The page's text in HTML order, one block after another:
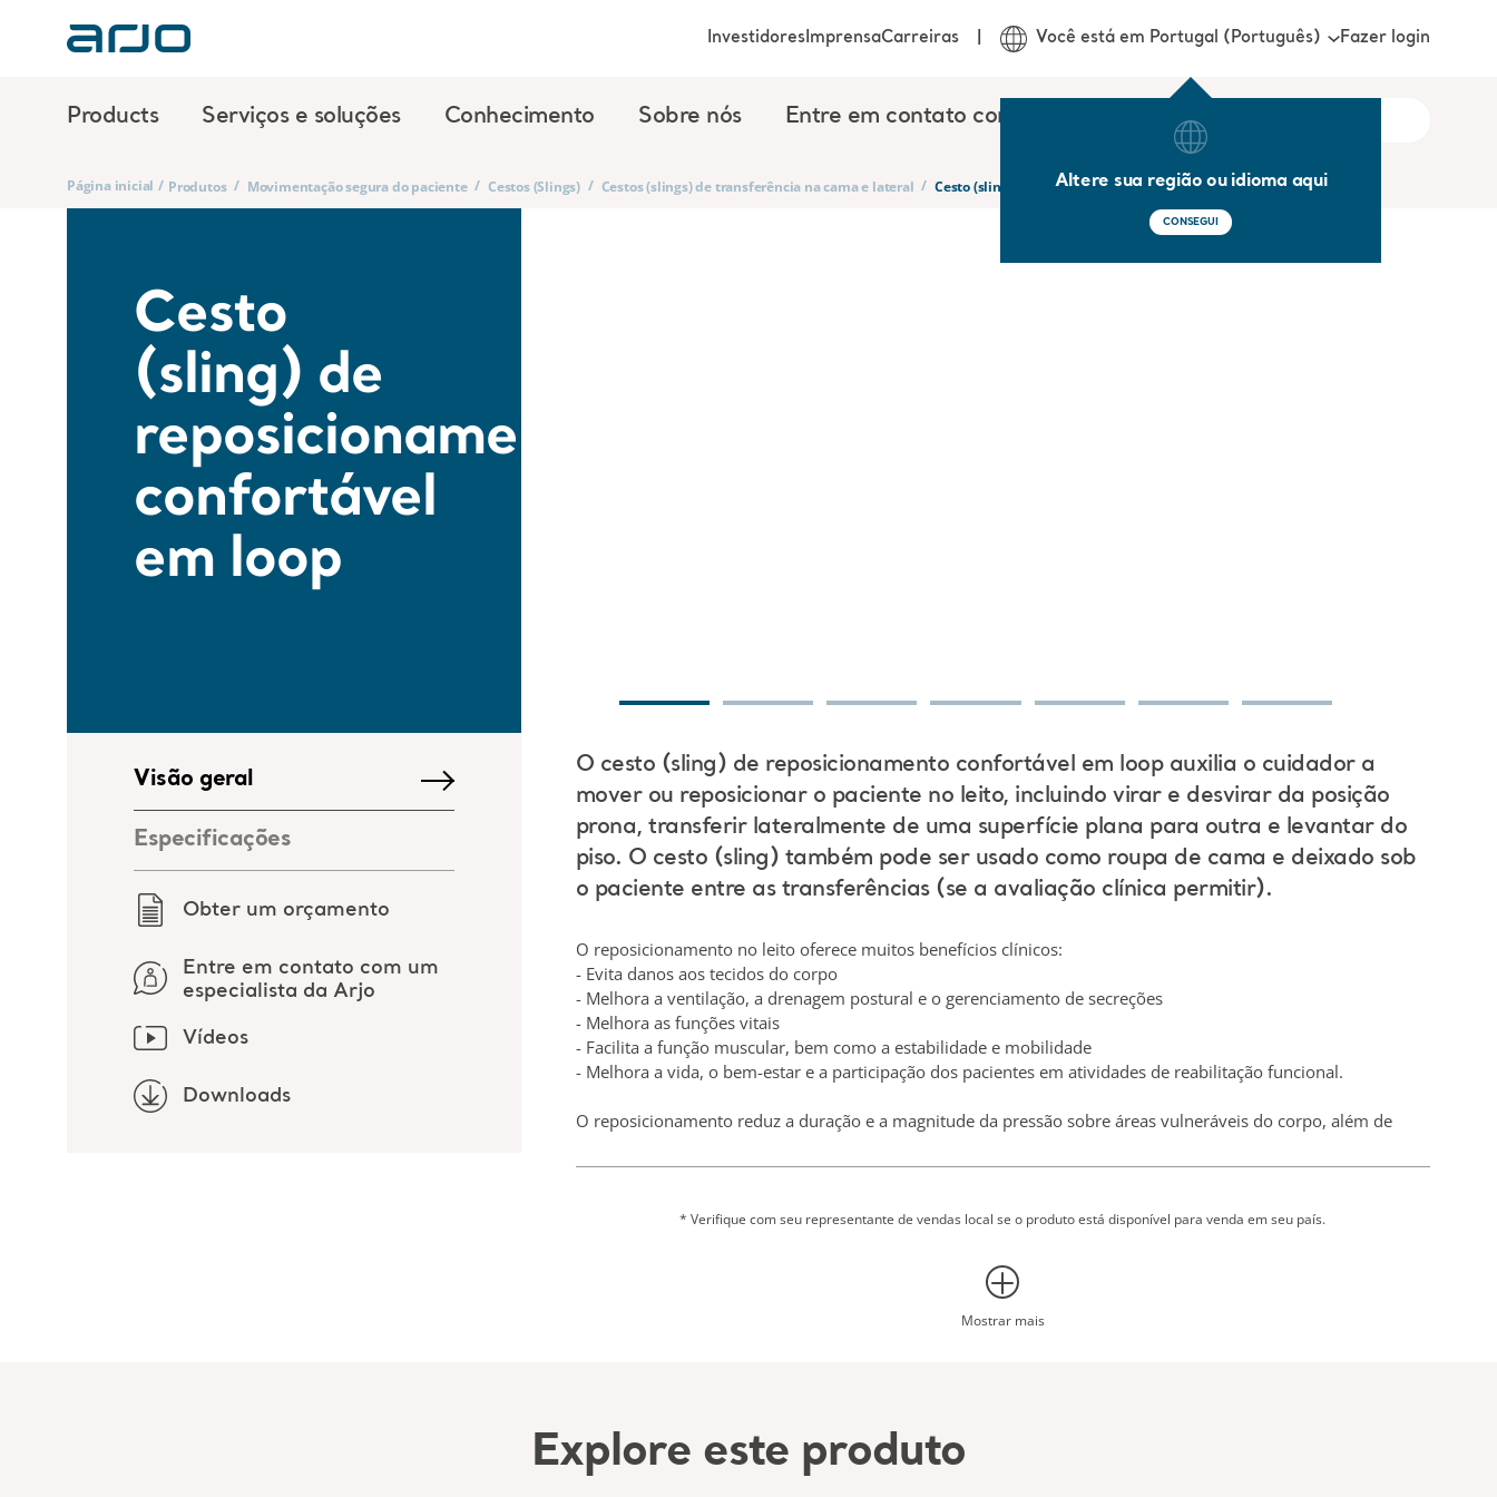
Products Serviços e soluções Conhecimento Sobre nós Entre em contato conosco
InvestidoresImprensaCarreiras Você está em Portugal (Português)
Altere sua região ou idioma aqui
CONSEGUI
Fazer login
Página inicial / Produtos / Movimentação segura do paciente / Cestos (Slings) / Cestos (slings) de transferência na cama e lateral / Cesto (sling) de reposicionamento confortável em loop
Cesto
(sling) de
reposicionamento
confortável
em loop
Visão geral
Especificações
Obter um orçamento
Entre em contato com um
especialista da Arjo
Vídeos
Downloads
O cesto (sling) de reposicionamento confortável em loop auxilia o cuidador a
mover ou reposicionar o paciente no leito, incluindo virar e desvirar da posição
prona, transferir lateralmente de uma superfície plana para outra e levantar do
piso. O cesto (sling) também pode ser usado como roupa de cama e deixado sob
o paciente entre as transferências (se a avaliação clínica permitir).
O reposicionamento no leito oferece muitos benefícios clínicos:
- Evita danos aos tecidos do corpo
- Melhora a ventilação, a drenagem postural e o gerenciamento de secreções
- Melhora as funções vitais
- Facilita a função muscular, bem como a estabilidade e mobilidade
- Melhora a vida, o bem-estar e a participação dos pacientes em atividades de reabilitação funcional.
O reposicionamento reduz a duração e a magnitude da pressão sobre áreas vulneráveis do corpo, além de
(sling) de reposicionamento. Não há necessidade de remover o lençol de baixo do paciente, pois ele pode ser
o reposicionamento são mais eficientes e exigem menos esforço do cuidador, resultando também em menos
Testes independentes indicam que os cestos (slings) de reposicionamento não interferem no desempenho das
duas superfícies de suporte normalmente usadas. Isso pode ajudar na tomada de decisões clínicas ao avaliar o
* Verifique com seu representante de vendas local se o produto está disponível para venda em seu país.
Mostrar mais
Explore este produto